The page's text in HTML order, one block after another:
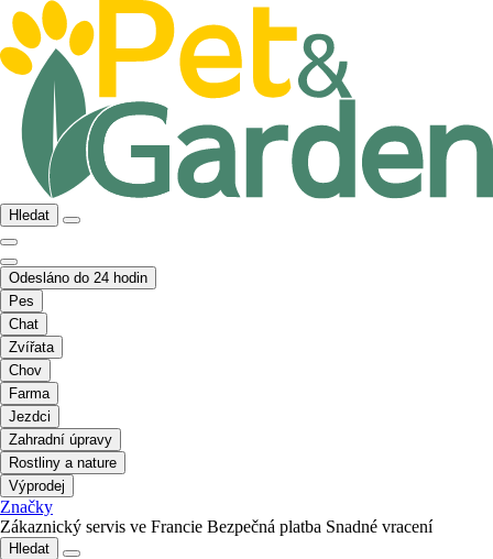
Hledat
Odesláno do 24 hodin
Pes
Chat
Zvířata
Chov
Farma
Jezdci
Zahradní úpravy
Rostliny a nature
Výprodej
Značky
Zákaznický servis ve Francie Bezpečná platba Snadné vracení
Hledat